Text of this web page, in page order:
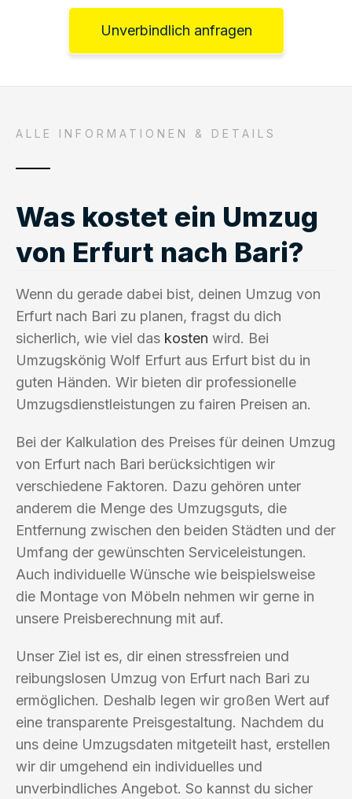
Unverbindlich anfragen
ALLE INFORMATIONEN & DETAILS
Was kostet ein Umzug
von Erfurt nach Bari?
Wenn du gerade dabei bist, deinen Umzug von
Erfurt nach Bari zu planen, fragst du dich
sicherlich, wie viel das kosten wird. Bei
Umzugskönig Wolf Erfurt aus Erfurt bist du in
guten Händen. Wir bieten dir professionelle
Umzugsdienstleistungen zu fairen Preisen an.
Bei der Kalkulation des Preises für deinen Umzug
von Erfurt nach Bari berücksichtigen wir
verschiedene Faktoren. Dazu gehören unter
anderem die Menge des Umzugsguts, die
Entfernung zwischen den beiden Städten und der
Umfang der gewünschten Serviceleistungen.
Auch individuelle Wünsche wie beispielsweise
die Montage von Möbeln nehmen wir gerne in
unsere Preisberechnung mit auf.
Unser Ziel ist es, dir einen stressfreien und
reibungslosen Umzug von Erfurt nach Bari zu
ermöglichen. Deshalb legen wir großen Wert auf
eine transparente Preisgestaltung. Nachdem du
uns deine Umzugsdaten mitgeteilt hast, erstellen
wir dir umgehend ein individuelles und
unverbindliches Angebot. So kannst du sicher